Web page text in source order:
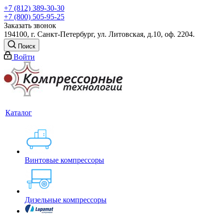
+7 (812) 389-30-30
+7 (800) 505-95-25
Заказать звонок
194100, г. Санкт-Петербург, ул. Литовская, д.10, оф. 2204.
Поиск
Войти
Каталог
Винтовые компрессоры
Дизельные компрессоры